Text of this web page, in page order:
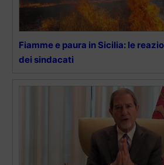
Fiamme e paura in Sicilia: le
dei sindacati